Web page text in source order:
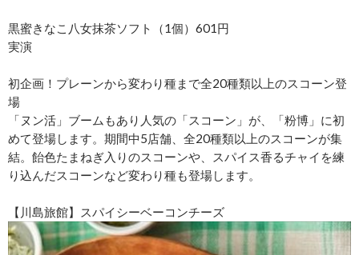
黒蜜きなこ八女抹茶ソフト（1個）601円
実演
初企画！プレーンから変わり種まで全20種類以上のスコーン登
場
「ヌン活」ブームもあり人気の「スコーン」が、「粉博」に初
めて登場します。期間中5店舗、全20種類以上のスコーンが集
結。飴色たまねぎ入りのスコーンや、スパイス香るチャイを練
り込んだスコーンなど変わり種も登場します。
【川島旅館】スパイシーベーコンチーズ